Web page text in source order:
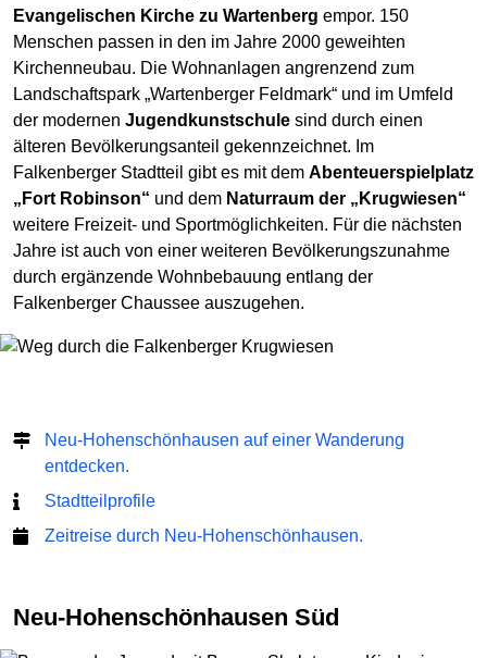
Evangelischen Kirche zu Wartenberg empor. 150
Menschen passen in den im Jahre 2000 geweihten
Kirchenneubau. Die Wohnanlagen angrenzend zum
Landschaftspark „Wartenberger Feldmark“ und im Umfeld
der modernen Jugendkunstschule sind durch einen
älteren Bevölkerungsanteil gekennzeichnet. Im
Falkenberger Stadtteil gibt es mit dem Abenteuerspielplatz
„Fort Robinson“ und dem Naturraum der „Krugwiesen“
weitere Freizeit- und Sportmöglichkeiten. Für die nächsten
Jahre ist auch von einer weiteren Bevölkerungszunahme
durch ergänzende Wohnbebauung entlang der
Falkenberger Chaussee auszugehen.
Neu-Hohenschönhausen auf einer Wanderung
entdecken.
Stadtteilprofile
Zeitreise durch Neu-Hohenschönhausen.
Neu-Hohenschönhausen Süd